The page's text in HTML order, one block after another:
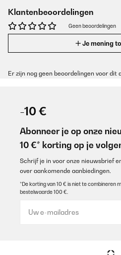
Klantenbeoordelingen
Geen beoordelingen
Je mening
Er zijn nog geen beoordelingen voor dit
-10 €
Abonneer je op onze
10 €* korting op je
Schrijf je in voor onze nieuwsbrief
over aankomende aanbiedingen.
*De korting van 10 € is niet te combineren
bestelwaarde 100 €.